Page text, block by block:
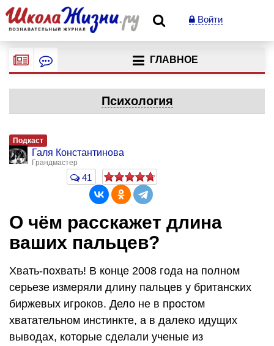
Войти
ГЛАВНОЕ
Психология
Подкаст
Галя Константинова
Грандмастер
41
О чём расскажет длина
ваших пальцев?
Хвать-похвать! В конце 2008 года на полном
серьезе измеряли длину пальцев у британских
биржевых игроков. Дело не в простом
хватательном инстинкте, а в далеко идущих
выводах, которые сделали ученые из